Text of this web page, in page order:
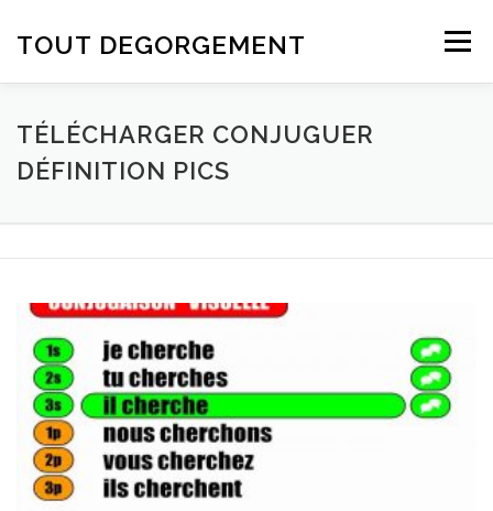
TOUT DEGORGEMENT Menu
TÉLÉCHARGER CONJUGUER
DÉFINITION PICS